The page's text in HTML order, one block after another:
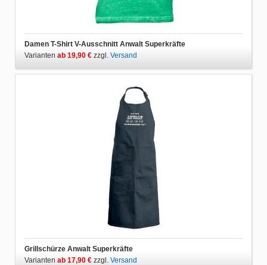
Damen T-Shirt V-Ausschnitt Anwalt Superkräfte
Varianten ab 19,90 € zzgl. Versand
Grillschürze Anwalt Superkräfte
Varianten ab 17,90 € zzgl. Versand